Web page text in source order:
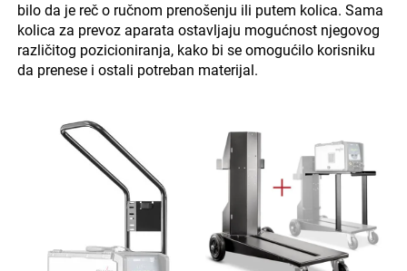
bilo da je reč o ručnom prenošenju ili putem kolica. Sama
kolica za prevoz aparata ostavljaju mogućnost njegovog
različitog pozicioniranja, kako bi se omogućilo korisniku
da prenese i ostali potreban materijal.